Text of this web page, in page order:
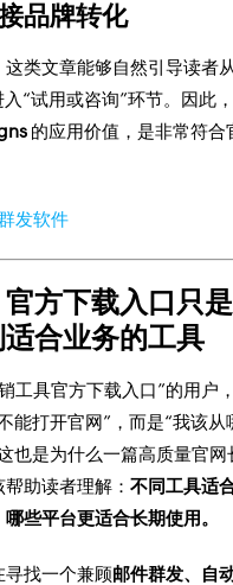
品牌转化
类文章能够自然引导读者
入“试用或咨询”环节。因此
的应用价值，是非常符合
方下载入口只是
合业务的工具
工具官方下载入口”的用户
能打开官网”，而是“我该从
也是为什么一篇高质量官网
帮助读者理解：不同工具适
些平台更适合长期使用。
找一个兼顾邮件群发、自